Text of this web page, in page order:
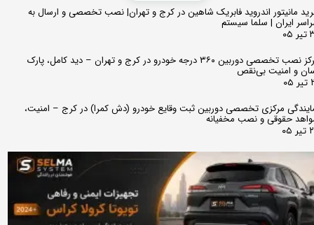
مانیتور اندروید فابریک شاهین در کرج و تهران| نصب تخصصی و ارسال به
ایران | سلما سیستم
مرکز نصب تخصصی دوربین ۳۶۰ درجه خودرو در کرج و تهران – دید کامل، پارک
و امنیت بی‌نقص
مرکزی تخصصی دوربین ثبت وقایع خودرو (دش کمرا) در کرج – امنیت،
حقوقی و نصب مخفیانه